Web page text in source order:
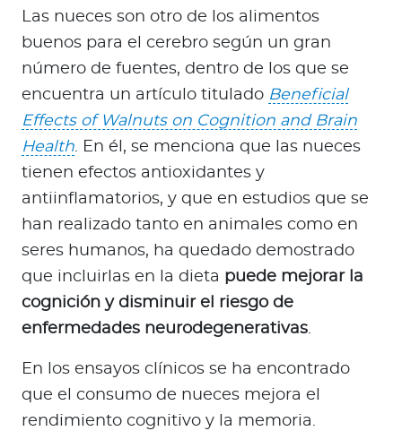
Las nueces son otro de los alimentos
buenos para el cerebro según un gran
número de fuentes, dentro de los que se
encuentra un artículo titulado Beneficial
Effects of Walnuts on Cognition and Brain
Health. En él, se menciona que las nueces
tienen efectos antioxidantes y
antiinflamatorios, y que en estudios que se
han realizado tanto en animales como en
seres humanos, ha quedado demostrado
que incluirlas en la dieta puede mejorar la
cognición y disminuir el riesgo de
enfermedades neurodegenerativas.
En los ensayos clínicos se ha encontrado
que el consumo de nueces mejora el
rendimiento cognitivo y la memoria.